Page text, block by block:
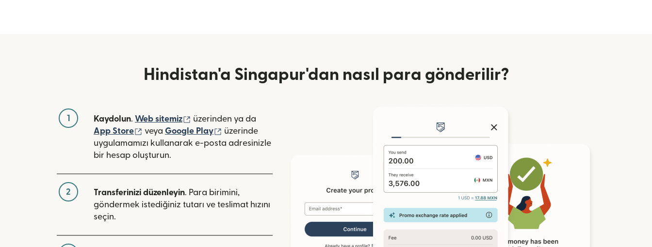
Hindistan'a Singapur'dan nasıl para gönderilir?
1 Kaydolun. Web sitemiz (yeni pencerede açılır)
üzerinden ya da
App Store
(yeni pencerede açılır)
veya Google Play (yeni pencerede açılır)
üzerinde
uygulamamızı kullanarak e-posta adresinizle
bir hesap oluşturun.
2 Transferinizi düzenleyin. Para birimini,
göndermek istediğiniz tutarı ve teslimat hızını
seçin.